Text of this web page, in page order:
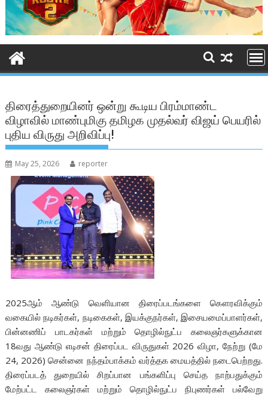
திரைத்துறையினர் ஒன்று கூடிய பிரம்மாண்ட
விழாவில் மாண்புமிகு தமிழக முதல்வர் விஜய் பெயரில்
புதிய விருது அறிவிப்பு!
May 25, 2026 reporter
2025ஆம் ஆண்டு வெளியான திரைப்படங்களை கௌரவிக்கும்
வகையில் நடிகர்கள், நடிகைகள், இயக்குநர்கள், இசையமைப்பாளர்கள்,
பின்னணிப் பாடகர்கள் மற்றும் தொழில்நுட்ப கலைஞர்களுக்கான
18வது ஆண்டு எடிசன் திரைப்பட விருதுகள் 2026 விழா, நேற்று (மே
24, 2026) சென்னை நந்தம்பாக்கம் வர்த்தக மையத்தில் நடைபெற்றது.
திரைப்படத் துறையில் சிறப்பான பங்களிப்பு செய்த நாற்பதுக்கும்
மேற்பட்ட கலைஞர்கள் மற்றும் தொழில்நுட்ப நிபுணர்கள் பல்வேறு